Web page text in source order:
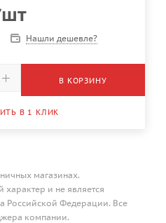
Нашли дешевле?
В КОРЗИНУ
В 1 КЛИК
магазинах.
и не является
Российской Федерации. Все
компании.